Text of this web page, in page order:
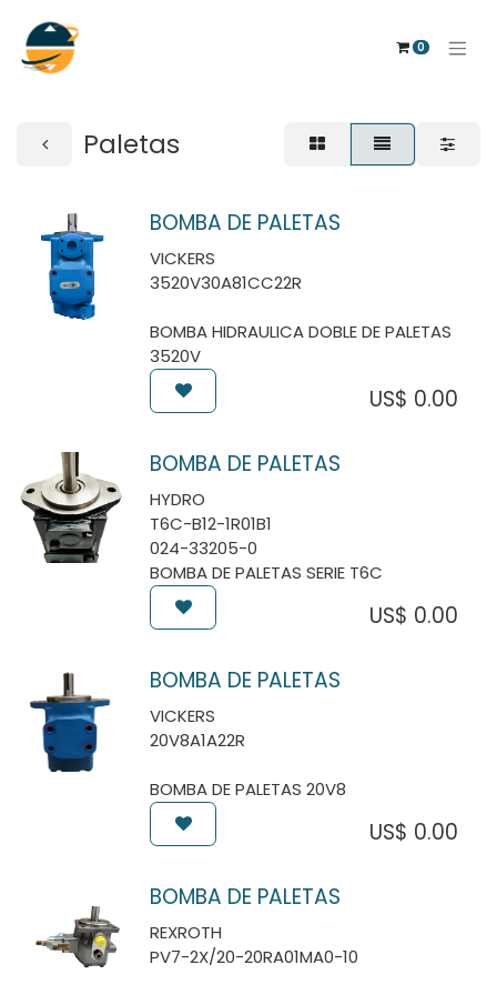
0
Paletas
BOMBA DE PALETAS
VICKERS
3520V30A81CC22R
BOMBA HIDRAULICA DOBLE DE PALETAS
3520V
US$ 0.00
BOMBA DE PALETAS
HYDRO
T6C-B12-1R01B1
024-33205-0
BOMBA DE PALETAS SERIE T6C
US$ 0.00
BOMBA DE PALETAS
VICKERS
20V8A1A22R
BOMBA DE PALETAS 20V8
US$ 0.00
BOMBA DE PALETAS
REXROTH
PV7-2X/20-20RA01MA0-10